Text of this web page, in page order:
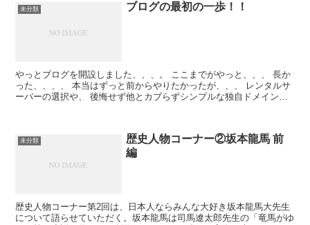
未分類 ブログの最初の一歩！！
やっとブログを開設しました、、、。 ここまでがやっと、、、 長か
った、、、、 本当はずっと前からやりたかったが、、、 レンタルサ
ーバーの選択や、 後悔せず他とカブらずシンプルな独自ドメイン名
未分類
歴史人物コーナー②坂本龍馬 前
編
歴史人物コーナー第2回は、日本人ならみんな大好き坂本龍馬大先生
について語らせていただく。坂本龍馬は司馬遼太郎先生の「竜馬がゆ